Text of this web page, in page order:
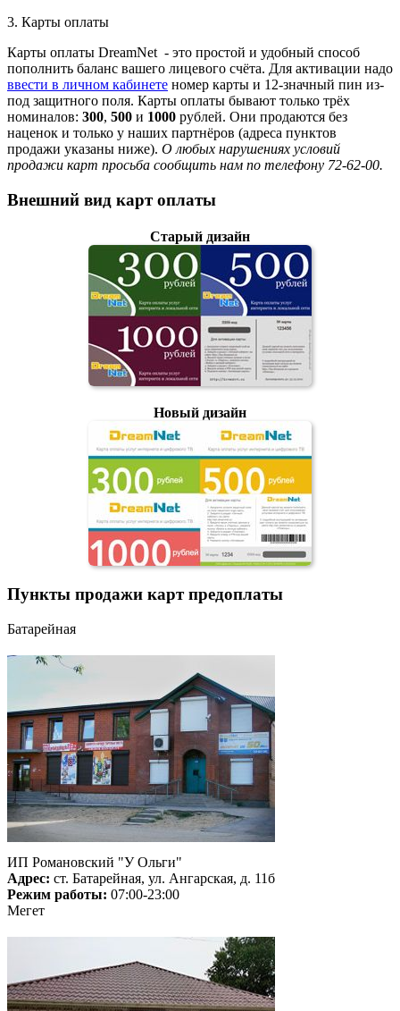
3. Карты оплаты
Карты оплаты DreamNet - это простой и удобный способ
пополнить баланс вашего лицевого счёта. Для активации надо
ввести в личном кабинете номер карты и 12-значный пин из-
под защитного поля. Карты оплаты бывают только трёх
номиналов: 300, 500 и 1000 рублей. Они продаются без
наценок и только у наших партнёров (адреса пунктов
продажи указаны ниже). О любых нарушениях условий
продажи карт просьба сообщить нам по телефону 72-62-00.
Внешний вид карт оплаты
Старый дизайн
Новый дизайн
Пункты продажи карт предоплаты
Батарейная
ИП Романовский "У Ольги"
Адрес: ст. Батарейная, ул. Ангарская, д. 11б
Режим работы: 07:00-23:00
Мегет